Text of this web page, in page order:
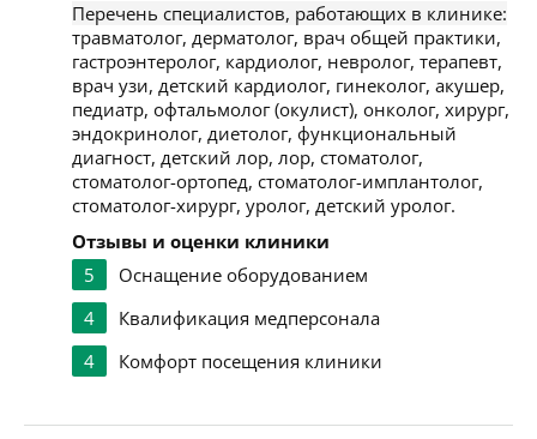
Перечень специалистов, работающих в клинике:
травматолог, дерматолог, врач общей практики,
гастроэнтеролог, кардиолог, невролог, терапевт,
врач узи, детский кардиолог, гинеколог, акушер,
педиатр, офтальмолог (окулист), онколог, хирург,
эндокринолог, диетолог, функциональный
диагност, детский лор, лор, стоматолог,
стоматолог-ортопед, стоматолог-имплантолог,
стоматолог-хирург, уролог, детский уролог.
Отзывы и оценки клиники
5
Оснащение оборудованием
4
Квалификация медперсонала
4
Комфорт посещения клиники